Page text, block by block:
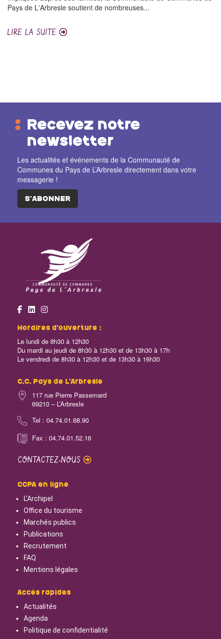
Pays de L'Arbresle soutient de nombreuses...
LIRE LA SUITE
Recevez notre
newsletter
Les actualités et événements de la Communauté de
Communes du Pays de L’Arbresle directement dans votre
messagerie !
S'ABONNER
Horaires d’ouverture :
Le lundi de 8h30 à 12h30
Du mardi au jeudi de 8h30 à 12h30 et de 13h30 à 17h
Le vendredi de 8h30 à 12h30 et de 13h30 à 16h30
C.C. Pays de L’Arbresle
117 rue Pierre Passemard
69210 – L’Arbresle
Tel : 04.74.01.68.90
Fax : 04.74.01.52.16
CONTACTEZ-NOUS
CCPA en ligne
L’Archipel
Office du tourisme
Marchés publics
Publications
Recrutement
FAQ
Mentions légales
Accès rapides
Actualités
Agenda
Politique de confidentialité